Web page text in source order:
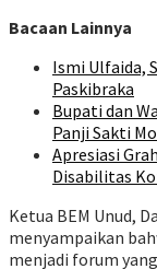
Bacaan Lainnya
Ismi Ulfaida,
Paskibraka
Bupati dan
Panji Sakti
Apresiasi
Disabilitas
Ketua BEM Unud,
menyampaikan
menjadi forum